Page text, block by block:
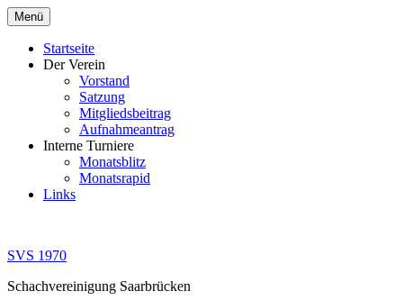
Zum
Inhalt
springen
Menü
Startseite
Der Verein
Vorstand
Satzung
Mitgliedsbeitrag
Aufnahmeantrag
Interne Turniere
Monatsblitz
Monatsrapid
Links
SVS 1970
Schachvereinigung Saarbrücken